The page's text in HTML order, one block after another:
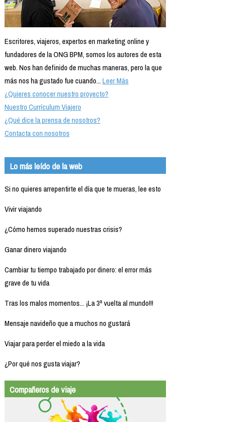
Escritores, viajeros, expertos en marketing online y
fundadores de la ONG BPM, somos los autores de esta
web. Nos han definido de muchas maneras, pero la que
más nos ha gustado fue cuando...Leer Más
¿Quieres conocer nuestro proyecto?
Nuestro Currículum Viajero
¿Qué dice la prensa de nosotros?
Contacta con nosotros
Lo más leído de la web
Si no quieres arrepentirte el día que te mueras, lee esto
Vivir viajando
¿Cómo hemos superado nuestras crisis?
Ganar dinero viajando
Cambiar tu tiempo trabajado por dinero: el error más
grave de tu vida
Tras los malos momentos... ¡La 3ª vuelta al mundo!!!
Mensaje navideño que a muchos no gustará
Viajar para perder el miedo a la vida
¿Por qué nos gusta viajar?
Compañeros de viaje